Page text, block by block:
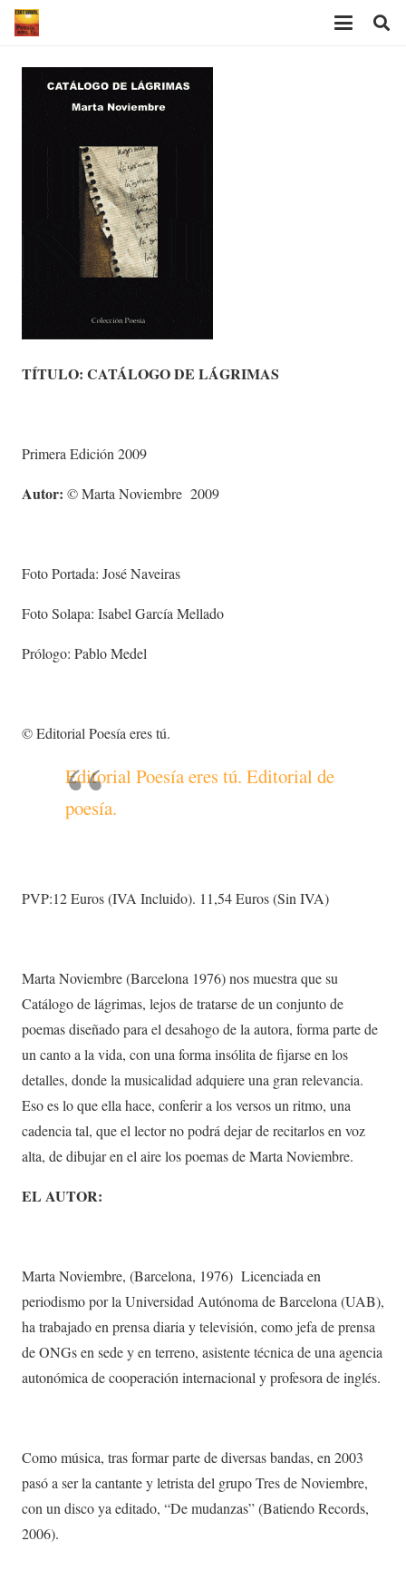
TÍTULO: CATÁLOGO DE LÁGRIMAS
Primera Edición 2009
Autor: © Marta Noviembre 2009
Foto Portada: José Naveiras
Foto Solapa: Isabel García Mellado
Prólogo: Pablo Medel
© Editorial Poesía eres tú.
Editorial Poesía eres tú. Editorial de
poesía.
PVP:12 Euros (IVA Incluido). 11,54 Euros (Sin IVA)
Marta Noviembre (Barcelona 1976) nos muestra que su
Catálogo de lágrimas, lejos de tratarse de un conjunto de
poemas diseñado para el desahogo de la autora, forma parte de
un canto a la vida, con una forma insólita de fijarse en los
detalles, donde la musicalidad adquiere una gran relevancia.
Eso es lo que ella hace, conferir a los versos un ritmo, una
cadencia tal, que el lector no podrá dejar de recitarlos en voz
alta, de dibujar en el aire los poemas de Marta Noviembre.
EL AUTOR:
Marta Noviembre, (Barcelona, 1976) Licenciada en
periodismo por la Universidad Autónoma de Barcelona (UAB),
ha trabajado en prensa diaria y televisión, como jefa de prensa
de ONGs en sede y en terreno, asistente técnica de una agencia
autonómica de cooperación internacional y profesora de inglés.
Como música, tras formar parte de diversas bandas, en 2003
pasó a ser la cantante y letrista del grupo Tres de Noviembre,
con un disco ya editado, “De mudanzas” (Batiendo Records,
2006).